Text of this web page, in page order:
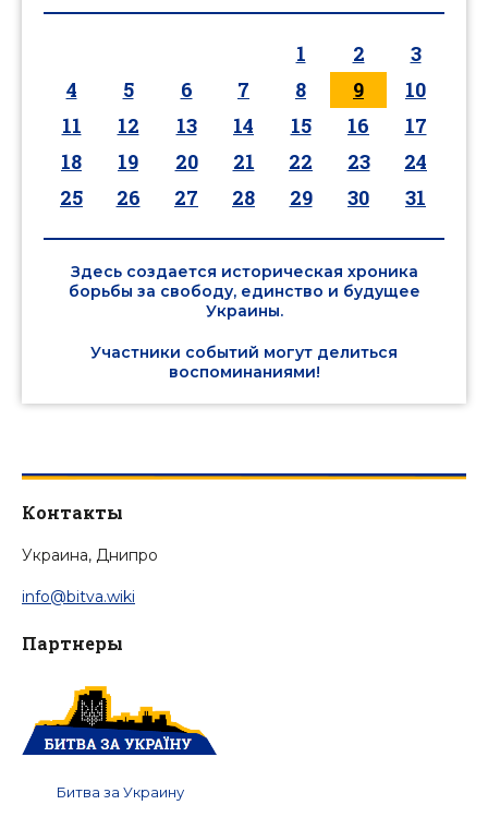
1 2
3
4
5 6 7 8 9
10
11
12 13 14 15 16
17
18
19 20 21 22 23
24
25
26 27 28 29 30 31
Здесь создается историческая хроника
борьбы за свободу, единство и будущее
Украины.
Участники событий могут делиться
воспоминаниями!
Контакты
Украина, Днипро
info@bitva.wiki
Партнеры
Битва за Украину